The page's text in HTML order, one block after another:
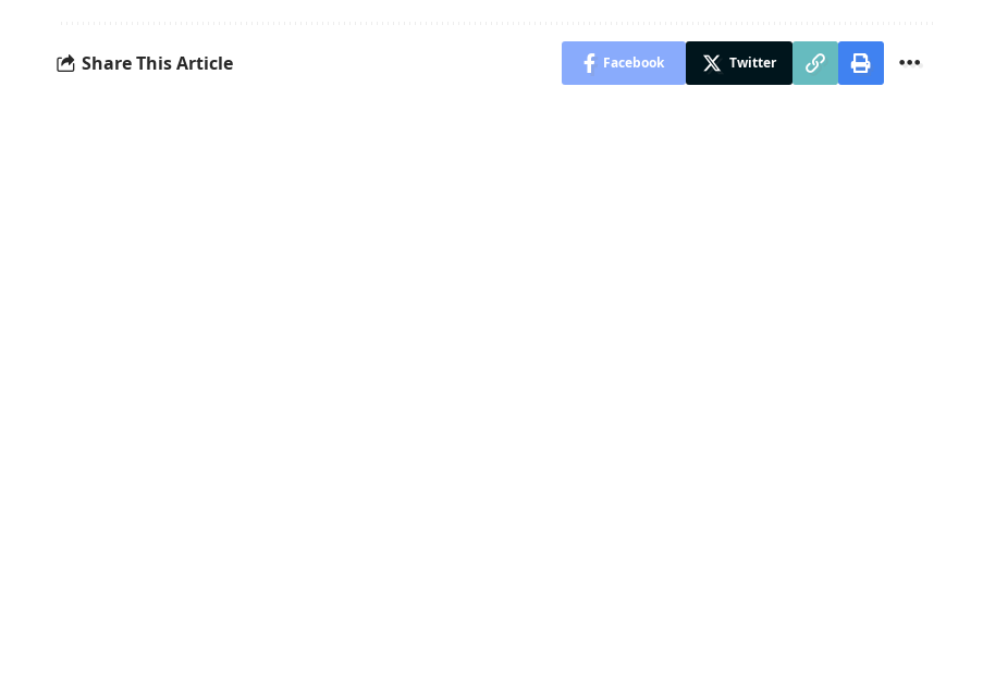
Share This Article Facebook Twitter